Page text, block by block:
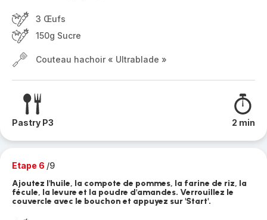
3 Œufs
150g Sucre
Couteau hachoir « Ultrablade »
Pastry P3 2 min
Etape 6 /9
Ajoutez l'huile, la compote de pommes, la farine de riz, la
fécule, la levure et la poudre d'amandes. Verrouillez le
couvercle avec le bouchon et appuyez sur 'Start'.